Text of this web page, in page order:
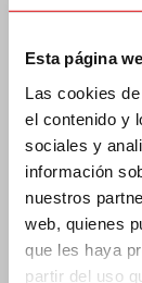
Esta página
Las cookies
el contenido y
sociales y
información
nuestros
web, quienes
que les haya
partir del uso
Costa de